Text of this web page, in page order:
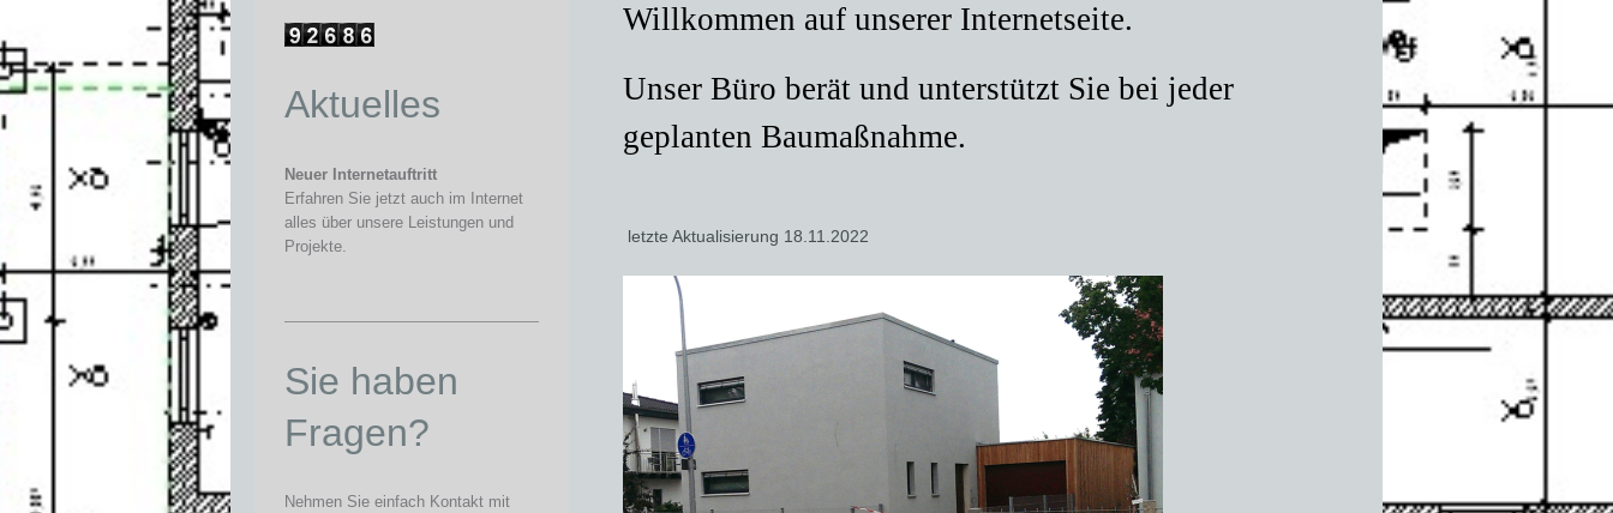
Willkommen auf unserer Internetseite.
Unser Büro berät und unterstützt Sie bei jeder
geplanten Baumaßnahme.
letzte Aktualisierung 18.11.2022
Aktuelles
Neuer Internetauftritt
Erfahren Sie jetzt auch im Internet
alles über unsere Leistungen und
Projekte.
Sie haben
Fragen?
Nehmen Sie einfach Kontakt mit